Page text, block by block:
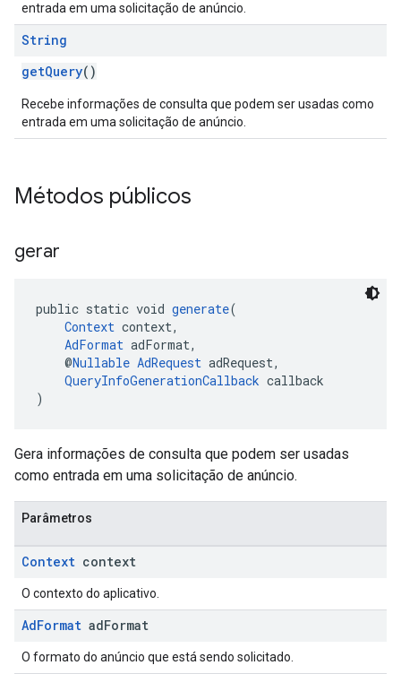
entrada em uma solicitação de anúncio.
String
getQuery()
Recebe informações de consulta que podem ser usadas como
entrada em uma solicitação de anúncio.
Métodos públicos
gerar
public static void generate(
Context context,
AdFormat adFormat,
@Nullable AdRequest adRequest,
QueryInfoGenerationCallback callback
)
Gera informações de consulta que podem ser usadas
como entrada em uma solicitação de anúncio.
Parâmetros
Context context
O contexto do aplicativo.
AdFormat adFormat
O formato do anúncio que está sendo solicitado.